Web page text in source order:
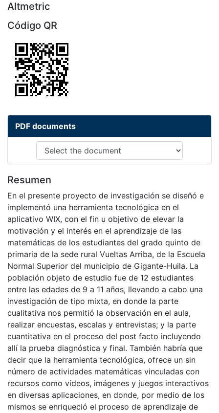
Altmetric
Código QR
PDF documents
Resumen
En el presente proyecto de investigación se diseñó e
implementó una herramienta tecnológica en el
aplicativo WIX, con el fin u objetivo de elevar la
motivación y el interés en el aprendizaje de las
matemáticas de los estudiantes del grado quinto de
primaria de la sede rural Vueltas Arriba, de la Escuela
Normal Superior del municipio de Gigante-Huila. La
población objeto de estudio fue de 12 estudiantes
entre las edades de 9 a 11 años, llevando a cabo una
investigación de tipo mixta, en donde la parte
cualitativa nos permitió la observación en el aula,
realizar encuestas, escalas y entrevistas; y la parte
cuantitativa en el proceso del post facto incluyendo
allí la prueba diagnóstica y final. También habría que
decir que la herramienta tecnológica, ofrece un sin
número de actividades matemáticas vinculadas con
recursos como videos, imágenes y juegos interactivos
en diversas aplicaciones, en donde, por medio de los
mismos se enriqueció el proceso de aprendizaje de